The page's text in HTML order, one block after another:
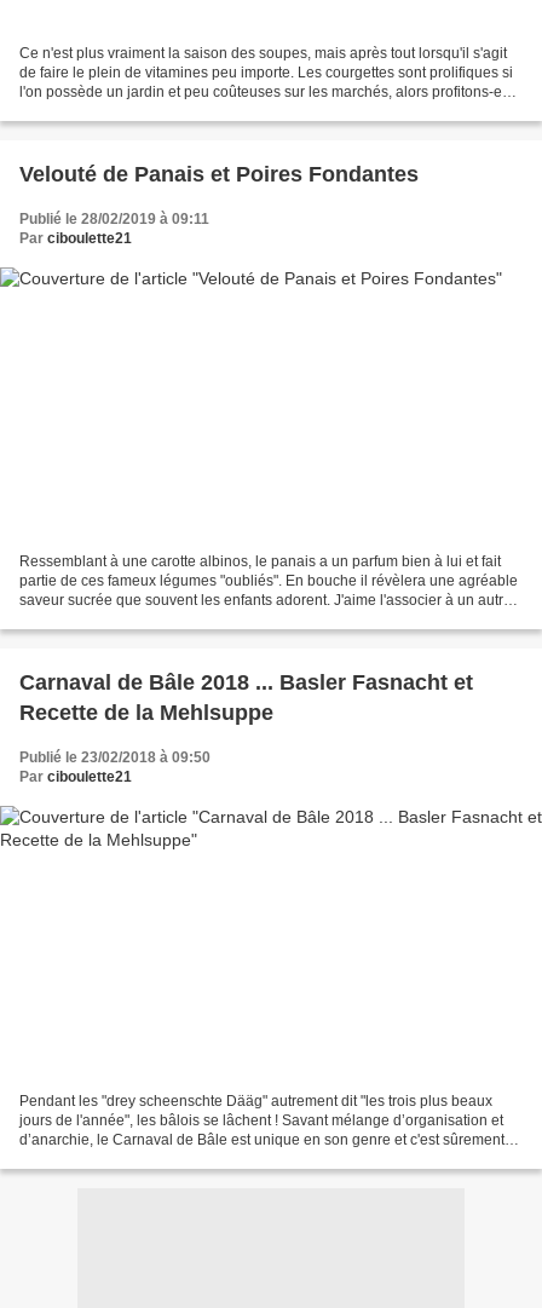
Ce n'est plus vraiment la saison des soupes, mais après tout lorsqu'il s'agit
de faire le plein de vitamines peu importe. Les courgettes sont prolifiques si
l'on possède un jardin et peu coûteuses sur les marchés, alors profitons-en !
Velouté de Panais et Poires Fondantes
Publié le 28/02/2019 à 09:11
Par ciboulette21
Ressemblant à une carotte albinos, le panais a un parfum bien à lui et fait
partie de ces fameux légumes "oubliés". En bouche il révèlera une agréable
saveur sucrée que souvent les enfants adorent. J'aime l'associer à un autre
Carnaval de Bâle 2018 ... Basler Fasnacht et
Recette de la Mehlsuppe
Publié le 23/02/2018 à 09:50
Par ciboulette21
Pendant les "drey scheenschte Dääg" autrement dit "les trois plus beaux
jours de l'année", les bâlois se lâchent ! Savant mélange d’organisation et
d’anarchie, le Carnaval de Bâle est unique en son genre et c'est sûrement